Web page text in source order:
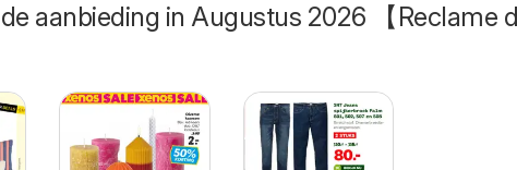
aanbieding in Augustus 2026 【Reclame